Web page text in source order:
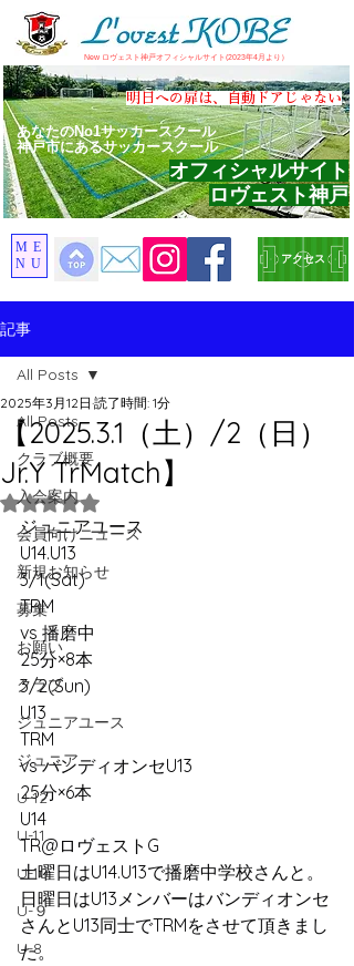
​New ロヴェスト神戸オフィシャルサイト(2023年4月より）
​明日への扉は、自動ドアじゃない
あなたのNo1サッカースクール
神戸市にあるサッカースクール
アクセス
オフィシャルサイト
ロヴェスト神戸
ME
NU
記事
All Posts
クラブ概要
入会案内
会員向けニュース
新規お知らせ
募集
お願い
クラブ
ジュニアユース
ジュニア
U-12
U-11
U-10
U-９
U-8
All Posts
【2025.3.1（土）/2（日）
Jr.Y TrMatch】
2025年3月12日 読了時間: 1分
5つ星のうちNaNと評価されています。
ジュニアユース
U14.U13
3/1(Sat)
TRM
vs 播磨中
25分×8本
3/2(Sun)
U13
TRM
vs バンディオンセU13
25分×6本
U14
TR@ロヴェストG
土曜日はU14.U13で播磨中学校さんと。
日曜日はU13メンバーはバンディオンセ
さんとU13同士でTRMをさせて頂きまし
た。